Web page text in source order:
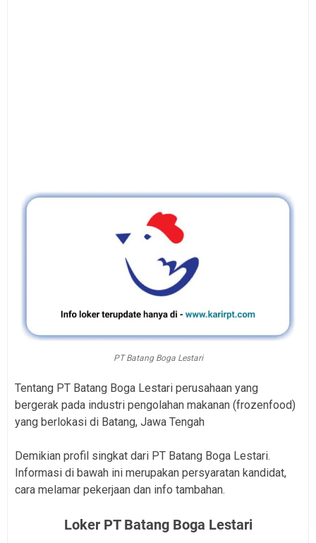
PT Batang Boga Lestari
Tentang PT Batang Boga Lestari perusahaan yang
bergerak pada industri pengolahan makanan (frozenfood)
yang berlokasi di Batang, Jawa Tengah
Demikian profil singkat dari PT Batang Boga Lestari.
Informasi di bawah ini merupakan persyaratan kandidat,
cara melamar pekerjaan dan info tambahan.
Loker PT Batang Boga Lestari